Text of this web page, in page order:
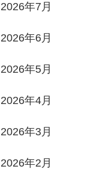
2026年7月
2026年6月
2026年5月
2026年4月
2026年3月
2026年2月